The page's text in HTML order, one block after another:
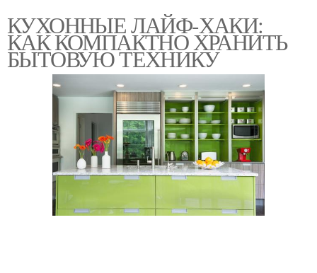
КУХОННЫЕ ЛАЙФ-ХАКИ:
КАК КОМПАКТНО ХРАНИТЬ
БЫТОВУЮ ТЕХНИКУ